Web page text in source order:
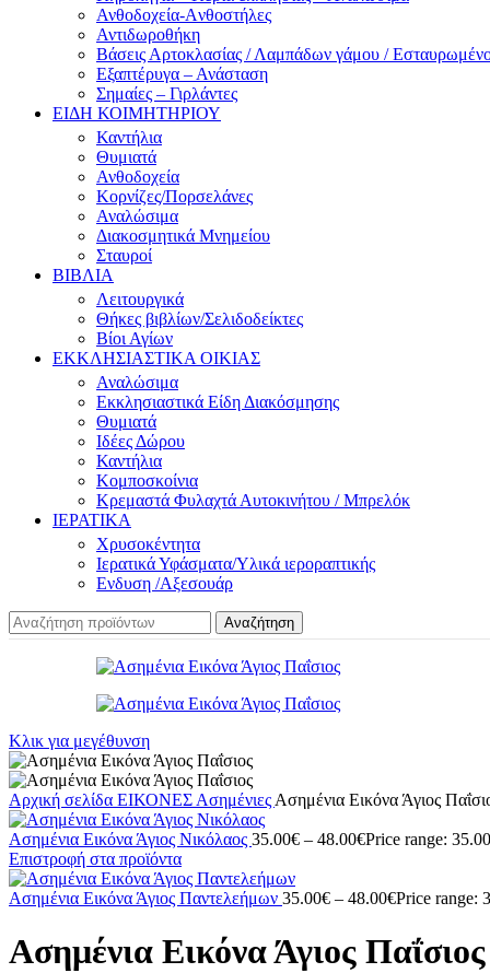
Ανθοδοχεία-Aνθοστήλες
Αντιδωροθήκη
Βάσεις Αρτοκλασίας / Λαμπάδων γάμου /
Εξαπτέρυγα – Ανάσταση
Σημαίες – Γιρλάντες
ΕΙΔΗ ΚΟΙΜΗΤΗΡΙΟΥ
Καντήλια
Θυμιατά
Ανθοδοχεία
Κορνίζες/Πορσελάνες
Αναλώσιμα
Διακοσμητικά Μνημείου
Σταυροί
ΒΙΒΛΙΑ
Λειτουργικά
Θήκες βιβλίων/Σελιδοδείκτες
Βίοι Αγίων
ΕΚΚΛΗΣΙΑΣΤΙΚΑ ΟΙΚΙΑΣ
Αναλώσιμα
Εκκλησιαστικά Είδη Διακόσμησης
Θυμιατά
Ιδέες Δώρου
Καντήλια
Κομποσκοίνια
Κρεμαστά Φυλαχτά Αυτοκινήτου / Μπρελόκ
ΙΕΡΑΤΙΚΑ
Χρυσοκέντητα
Ιερατικά Υφάσματα/Υλικά ιεροραπτικής
Ενδυση /Αξεσουάρ
Αναζήτηση
Κλικ για μεγέθυνση
Αρχική σελίδα ΕΙΚΟΝΕΣ Ασημένιες Ασημένια Εικόνα Άγιος
Ασημένια Εικόνα Άγιος Νικόλαος 35.00€ – 48.00€Price range:
Επιστροφή στα προϊόντα
Ασημένια Εικόνα Άγιος Παντελεήμων 35.00€ – 48.00€Price range:
Ασημένια Εικόνα Άγιος Παΐσιος